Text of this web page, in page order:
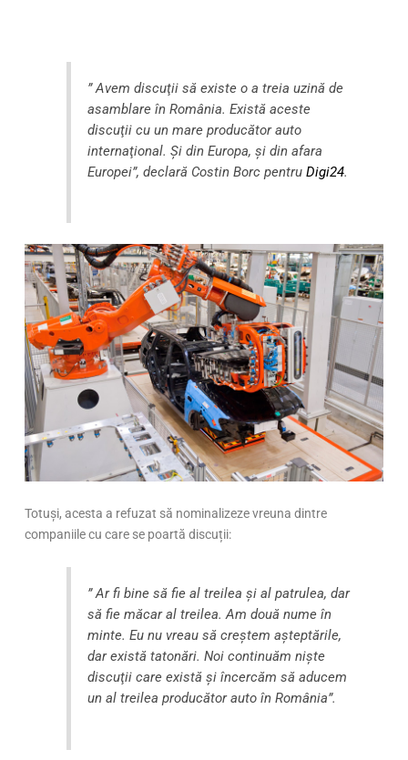
” Avem discuţii să existe o a treia uzină de
asamblare în România. Există aceste
discuţii cu un mare producător auto
internaţional. Şi din Europa, şi din afara
Europei”, declară Costin Borc pentru Digi24.
Totuși, acesta a refuzat să nominalizeze vreuna dintre
companiile cu care se poartă discuții:
” Ar fi bine să fie al treilea şi al patrulea, dar
să fie măcar al treilea. Am două nume în
minte. Eu nu vreau să creştem aşteptările,
dar există tatonări. Noi continuăm nişte
discuţii care există şi încercăm să aducem
un al treilea producător auto în România”.